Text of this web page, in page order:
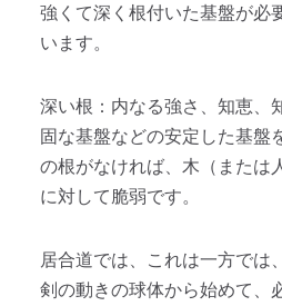
強くて深く根付いた基盤が必
います。
深い根：内なる強さ、知恵、
固な基盤などの安定した基盤
の根がなければ、木（または
に対して脆弱です。
居合道では、これは一方では
剣の動きの球体から始めて、